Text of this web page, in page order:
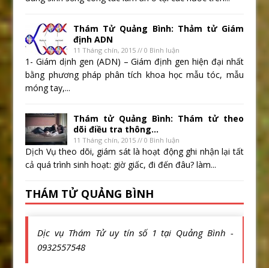
Thám Tử Quảng Bình: Thảm tử Giám
định ADN
11 Tháng chín, 2015 // 0 Bình luận
1- Giám dịnh gen (ADN) – Giám định gen hiện đại nhất
bằng phương pháp phân tích khoa học mẫu tóc, mẫu
móng tay,...
Thám tử Quảng Bình: Thám tử theo
dõi điều tra thông...
11 Tháng chín, 2015 // 0 Bình luận
Dịch Vụ theo dõi, giám sát là hoạt động ghi nhận lại tất
cả quá trình sinh hoạt: giờ giấc, đi đến đâu? làm...
THÁM TỬ QUẢNG BÌNH
Dịc vụ Thám Tử uy tín số 1 tại Quảng Bình -
0932557548